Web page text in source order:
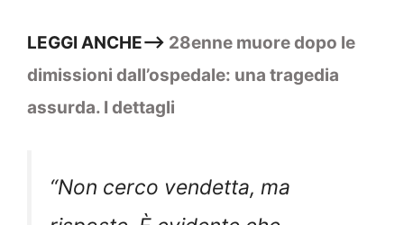
LEGGI ANCHE–> 28enne muore dopo le
dimissioni dall’ospedale: una tragedia
assurda. I dettagli
“Non cerco vendetta, ma